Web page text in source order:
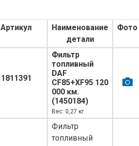
Артикул
Наименование
детали
Фото
1811391
Фильтр
топливный
DAF
СF85+XF95 120
000 км.
(1450184)
Вес: 0,27 кг.
Фильтр
топливный